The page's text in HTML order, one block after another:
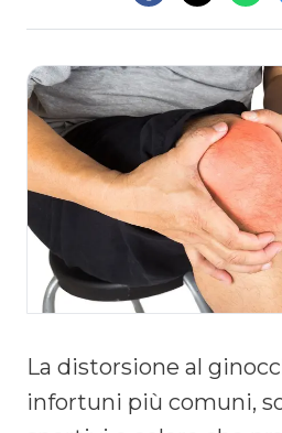
La distorsione al
infortuni più comuni,